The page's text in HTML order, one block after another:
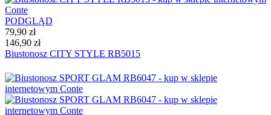
PODGLĄD
79,90 zł
146,90 zł
Biustonosz CITY STYLE RB5015